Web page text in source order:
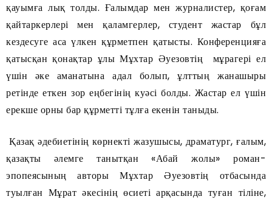
қауымға лық толды. Ғалымдар мен журналистер, қоғам
қайтаркерлері мен қаламгерлер, студент жастар бұл
кездесуге аса үлкен құрметпен қатысты. Конференцияға
қатысқан қонақтар ұлы Мұхтар Әуезовтің мұрагері ел
үшін әке аманатына адал болып, ұлттың жанашыры
ретінде еткен зор еңбегінің куәсі болды. Жастар ел үшін
ерекше орны бар құрметті тұлға екенін таныды.
Қазақ әдебиетінің көрнекті жазушысы, драматург, ғалым,
қазақты әлемге танытқан «Абай жолы» роман-
эпопеясының авторы Мұхтар Әуезовтің отбасында
туылған Мұрат әкесінің өсиеті арқасында туған тіліне,